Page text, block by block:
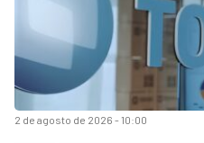
2 de agosto de 2026 - 10:00